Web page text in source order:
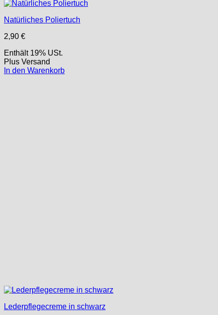
Natürliches Poliertuch
2,90 €
Enthält 19% USt.
Plus Versand
In den Warenkorb
Lederpflegecreme in schwarz